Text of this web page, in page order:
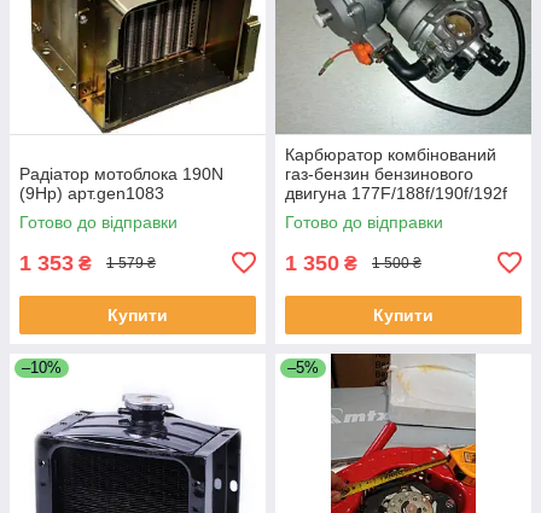
Радіатор мотоблока 190N
(9Hp) арт.gen1083
Готово до відправки
1 353 ₴ 1 579 ₴
Купити
Карбюратор комбінований
газ-бензин бензинового
двигуна 177F/188f/190f/192f
Готово до відправки
1 350 ₴ 1 500 ₴
Купити
–10% –5%